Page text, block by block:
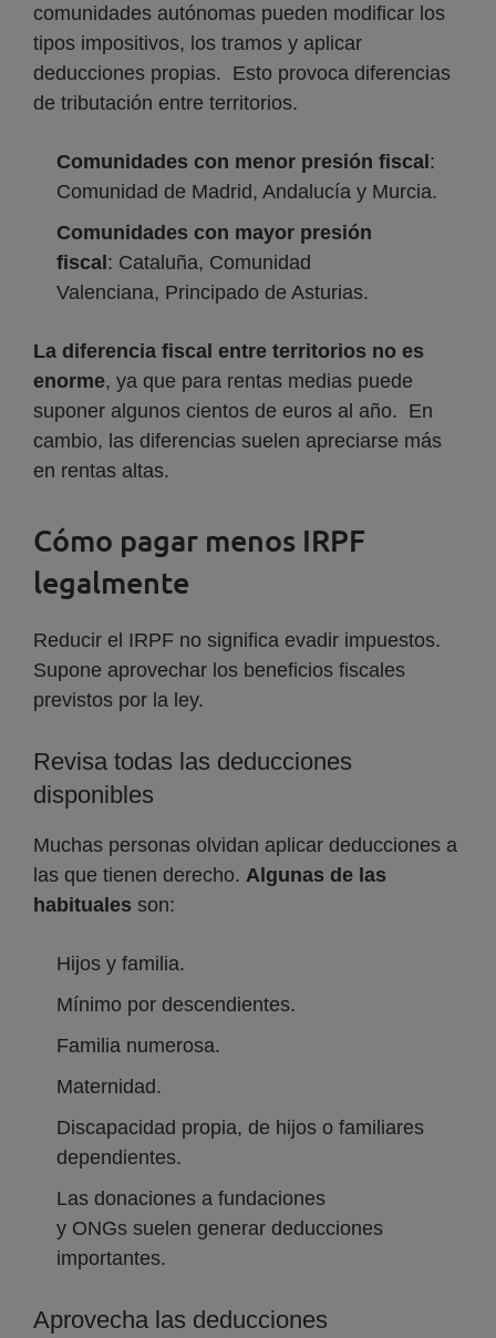
comunidades autónomas pueden modificar los
tipos impositivos, los tramos y aplicar
deducciones propias. Esto provoca diferencias
de tributación entre territorios.
Comunidades con menor presión fiscal :
Comunidad de Madrid, Andalucía y Murcia.
Comunidades con mayor presión
fiscal : Cataluña, Comunidad
Valenciana, Principado de Asturias.
La diferencia fiscal entre territorios no es
enorme, ya que para rentas medias puede
suponer algunos cientos de euros al año. En
cambio, las diferencias suelen apreciarse más
en rentas altas.
Cómo pagar menos IRPF
legalmente
Reducir el IRPF no significa evadir impuestos.
Supone aprovechar los beneficios fiscales
previstos por la ley.
Revisa todas las deducciones
disponibles
Muchas personas olvidan aplicar deducciones a
las que tienen derecho. Algunas de las
habituales son:
Hijos y familia.
Mínimo por descendientes.
Familia numerosa.
Maternidad.
Discapacidad propia, de hijos o familiares
dependientes.
Las donaciones a fundaciones
y ONGs suelen generar deducciones
importantes.
Aprovecha las deducciones